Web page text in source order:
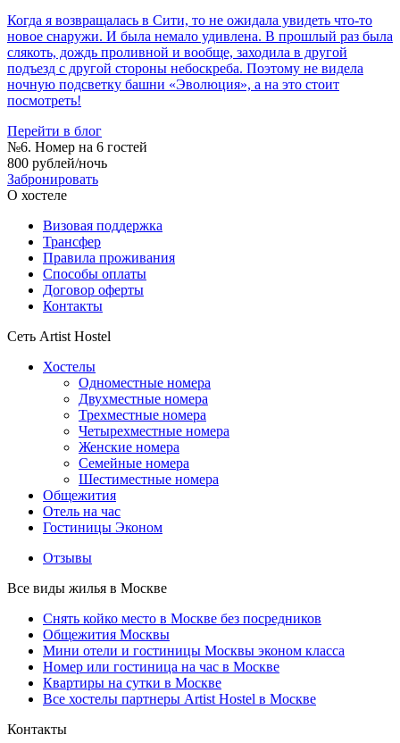
Когда я возвращалась в Сити, то не ожидала увидеть что-то
новое снаружи. И была немало удивлена. В прошлый раз была
слякоть, дождь проливной и вообще, заходила в другой
подъезд с другой стороны небоскреба. Поэтому не видела
ночную подсветку башни «Эволюция», а на это стоит
посмотреть!
Перейти в блог
№6. Номер на 6 гостей
800 рублей/ночь
Забронировать
О хостеле
Визовая поддержка
Трансфер
Правила проживания
Способы оплаты
Договор оферты
Контакты
Сеть Artist Hostel
Хостелы
Одноместные номера
Двухместные номера
Трехместные номера
Четырехместные номера
Женские номера
Семейные номера
Шестиместные номера
Общежития
Отель на час
Гостиницы Эконом
Отзывы
Все виды жилья в Москве
Снять койко место в Москве без посредников
Общежития Москвы
Мини отели и гостиницы Москвы эконом класса
Номер или гостиница на час в Москве
Квартиры на сутки в Москве
Все хостелы партнеры Artist Hostel в Москве
Контакты